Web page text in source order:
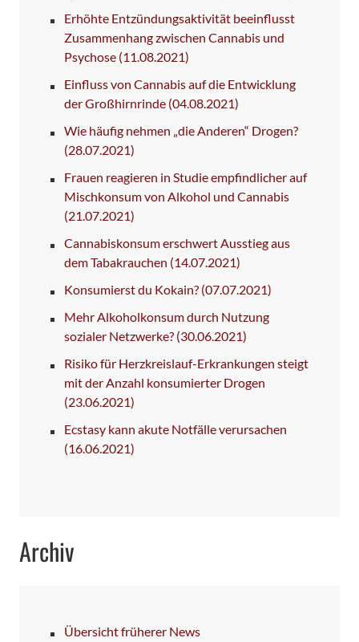
Erhöhte Entzündungsaktivität beeinflusst
Zusammenhang zwischen Cannabis und
Psychose (11.08.2021)
Einfluss von Cannabis auf die Entwicklung
der Großhirnrinde (04.08.2021)
Wie häufig nehmen „die Anderen“ Drogen?
(28.07.2021)
Frauen reagieren in Studie empfindlicher auf
Mischkonsum von Alkohol und Cannabis
(21.07.2021)
Cannabiskonsum erschwert Ausstieg aus
dem Tabakrauchen (14.07.2021)
Konsumierst du Kokain? (07.07.2021)
Mehr Alkoholkonsum durch Nutzung
sozialer Netzwerke? (30.06.2021)
Risiko für Herzkreislauf-Erkrankungen steigt
mit der Anzahl konsumierter Drogen
(23.06.2021)
Ecstasy kann akute Notfälle verursachen
(16.06.2021)
Archiv
Übersicht früherer News